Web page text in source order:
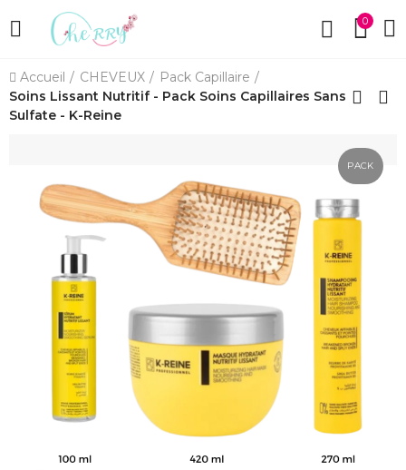
0
Accueil CHEVEUX
Pack Capillaire
Soins Lissant Nutritif - Pack Soins Capillaires Sans
Sulfate - K-Reine
PACK